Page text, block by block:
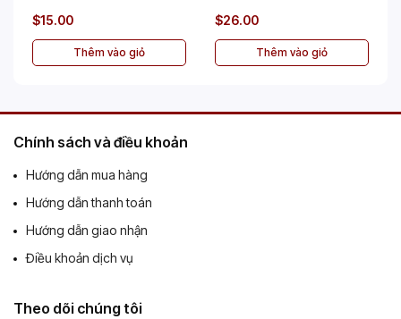
$15.00
Thêm vào giỏ
$26.00
Thêm vào giỏ
Chính sách và điều khoản
Hướng dẫn mua hàng
Hướng dẫn thanh toán
Hướng dẫn giao nhận
Điều khoản dịch vụ
Theo dõi chúng tôi